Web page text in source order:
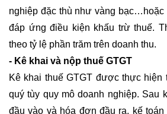
nghiệp đặc thù như vàng bạc…hoặc
đáp ứng điều kiện khấu trừ thuế.
theo tỷ lệ phần trăm trên doanh thu.
- Kê khai và nộp thuế GTGT
Kê khai thuế GTGT được thực hiện
quý tùy quy mô doanh nghiệp. Sau
đầu vào và hóa đơn đầu ra, kế